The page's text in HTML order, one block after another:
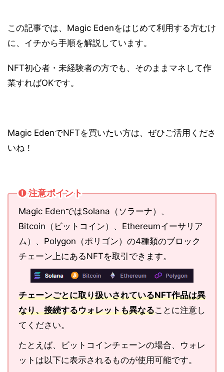
この記事では、Magic Edenをはじめて利用する方むけ
に、イチから手順を解説しています。
NFT初心者・未経験者の方でも、そのままマネして作
業すればOKです。
Magic EdenでNFTを買いたい方は、ぜひご活用くださ
いね！
注意ポイント
Magic EdenではSolana（ソラーナ）、
Bitcoin（ビットコイン）、Ethereumイーサリア
ム）、Polygon（ポリゴン）の4種類のブロック
チェーン上にあるNFTを取引できます。
チェーンごとに取り扱いされているNFT作品は異
なり、接続するウォレットも異なることに注意し
てください。
たとえば、ビットコインチェーンの場合、ウォレ
ットは以下に表示されるものが使用可能です。